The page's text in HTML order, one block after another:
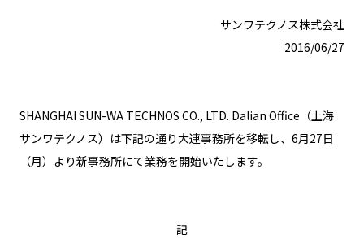
サンワテクノス株式会社
2016/06/27
SHANGHAI SUN-WA TECHNOS CO., LTD. Dalian Office（上海
サンワテクノス）は下記の通り大連事務所を移転し、6月27日
（月）より新事務所にて業務を開始いたします。
記